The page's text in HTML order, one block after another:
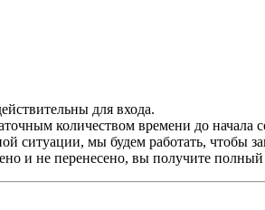
для входа.
количеством времени до начала
ситуации, мы будем работать, чтобы
и не перенесено, вы получите полный